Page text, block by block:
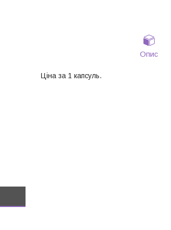
Опис
Ціна за 1 капсуль.